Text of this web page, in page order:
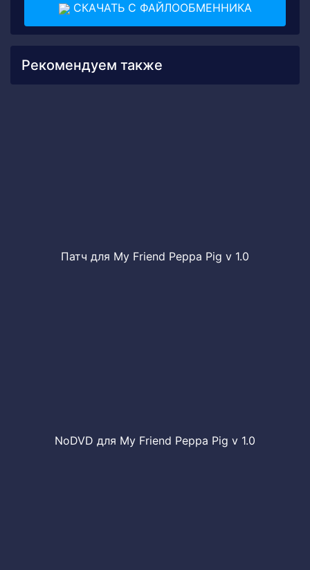
СКАЧАТЬ С ФАЙЛООБМЕННИКА
Рекомендуем также
Патч для My Friend Peppa Pig v 1.0
NoDVD для My Friend Peppa Pig v 1.0